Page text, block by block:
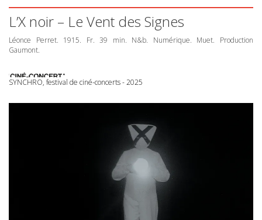
L’X noir – Le Vent des Signes
Léonce Perret. 1915. Fr. 39 min. N&b. Numérique. Muet. Production
Gaumont.
SYNCHRO, festival de ciné-concerts - 2025